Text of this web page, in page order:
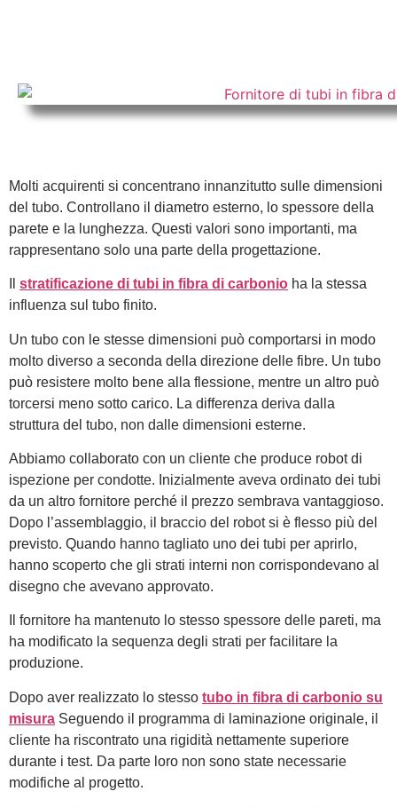
Molti acquirenti si concentrano innanzitutto sulle dimensioni
del tubo. Controllano il diametro esterno, lo spessore della
parete e la lunghezza. Questi valori sono importanti, ma
rappresentano solo una parte della progettazione.
stratificazione di tubi in fibra di carbonio ha la stessa
influenza sul tubo finito.
Un tubo con le stesse dimensioni può comportarsi in modo
molto diverso a seconda della direzione delle fibre. Un tubo
può resistere molto bene alla flessione, mentre un altro può
torcersi meno sotto carico. La differenza deriva dalla
struttura del tubo, non dalle dimensioni esterne.
Abbiamo collaborato con un cliente che produce robot di
ispezione per condotte. Inizialmente aveva ordinato dei tubi
da un altro fornitore perché il prezzo sembrava vantaggioso.
Dopo l’assemblaggio, il braccio del robot si è flesso più del
previsto. Quando hanno tagliato uno dei tubi per aprirlo,
hanno scoperto che gli strati interni non corrispondevano al
disegno che avevano approvato.
Il fornitore ha mantenuto lo stesso spessore delle pareti, ma
ha modificato la sequenza degli strati per facilitare la
produzione.
Dopo aver realizzato lo stesso tubo in fibra di carbonio su
misura Seguendo il programma di laminazione originale, il
cliente ha riscontrato una rigidità nettamente superiore
durante i test. Da parte loro non sono state necessarie
modifiche al progetto.